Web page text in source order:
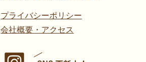
プライバシーポリシー
会社概要・アクセス